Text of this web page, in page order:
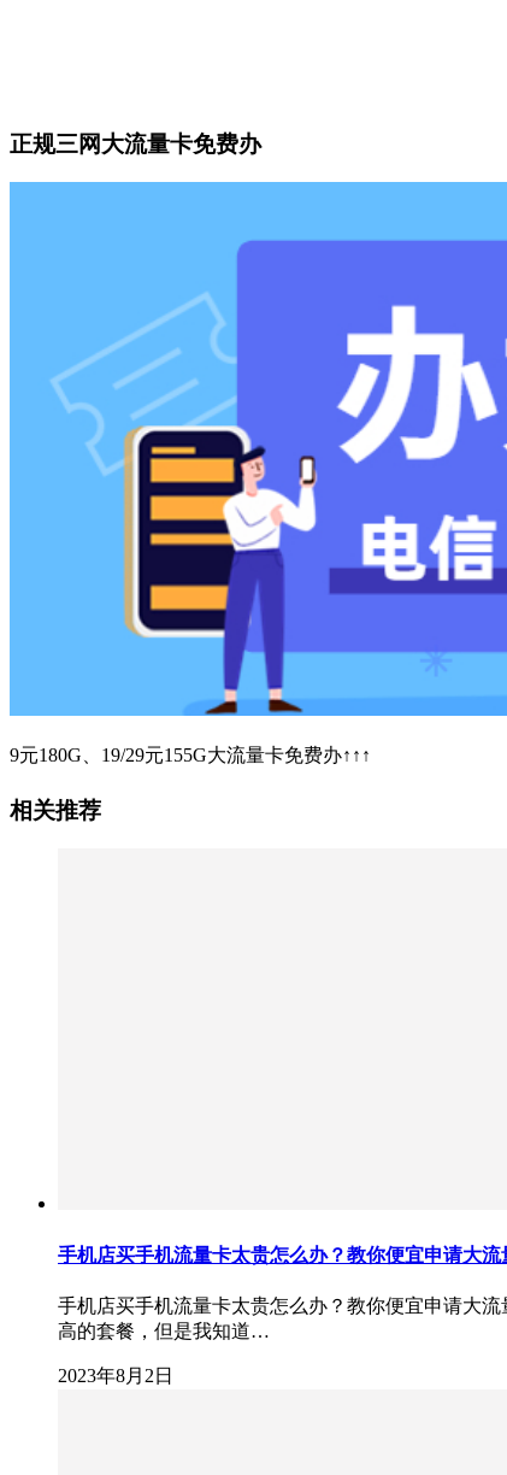
正规三网大流量卡免费办
9元180G、19/29元155G大流量卡免费办↑↑↑
相关推荐
手机店买手机流量卡太贵怎么办？教你便宜申请大流
手机店买手机流量卡太贵怎么办？教你便宜申请大
高的套餐，但是我知道…
2023年8月2日